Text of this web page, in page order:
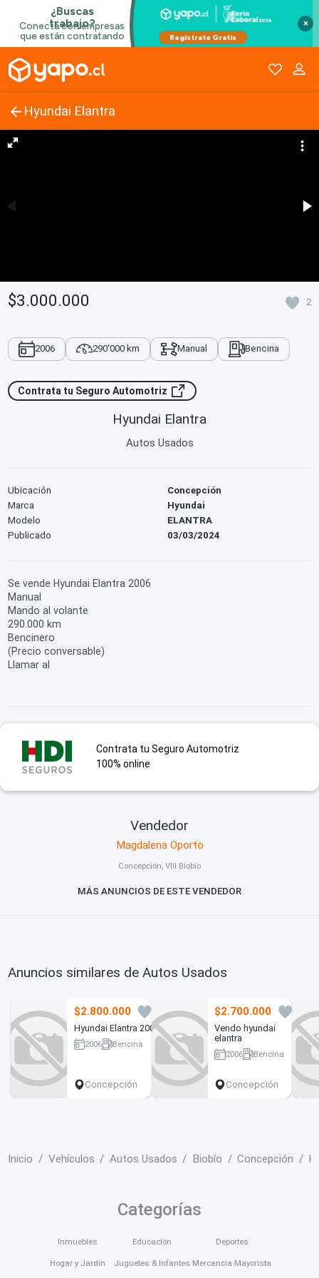
×
Hyundai Elantra
$3.000.000 2
2006 290'000 km Manual Bencina
Contrata tu Seguro Automotriz
Hyundai Elantra
Autos Usados
Ubicación
Concepción
Marca
Hyundai
Modelo
ELANTRA
Publicado
03/03/2024
Se vende Hyundai Elantra 2006
Manual
Mando al volante
290.000 km
Bencinero
(Precio conversable)
Llamar al
Contrata tu Seguro Automotriz
100% online
Vendedor
Magdalena Oporto
Concepción, VIII Biobío
MÁS ANUNCIOS DE ESTE VENDEDOR
Anuncios similares de Autos Usados
$2.800.000
Hyundai Elantra 2006
2006
Bencina
Concepción
$2.700.000
Vendo hyundai
elantra
2006
Bencina
Concepción
Inicio Vehículos Autos Usados Biobío Concepción
Categorías
Inmuebles
Hogar y Jardín
Educación
Juguetes & Infantes
Deportes
Mercancía Mayorista